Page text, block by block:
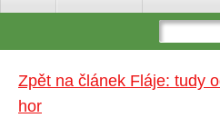
Zpět na článek Fláje: tudy
hor